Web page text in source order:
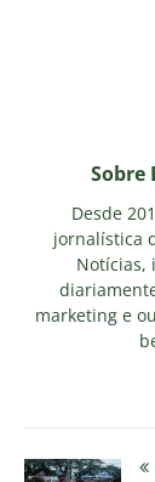
Sobre
Desde
jornalística
Notícias,
marketing e